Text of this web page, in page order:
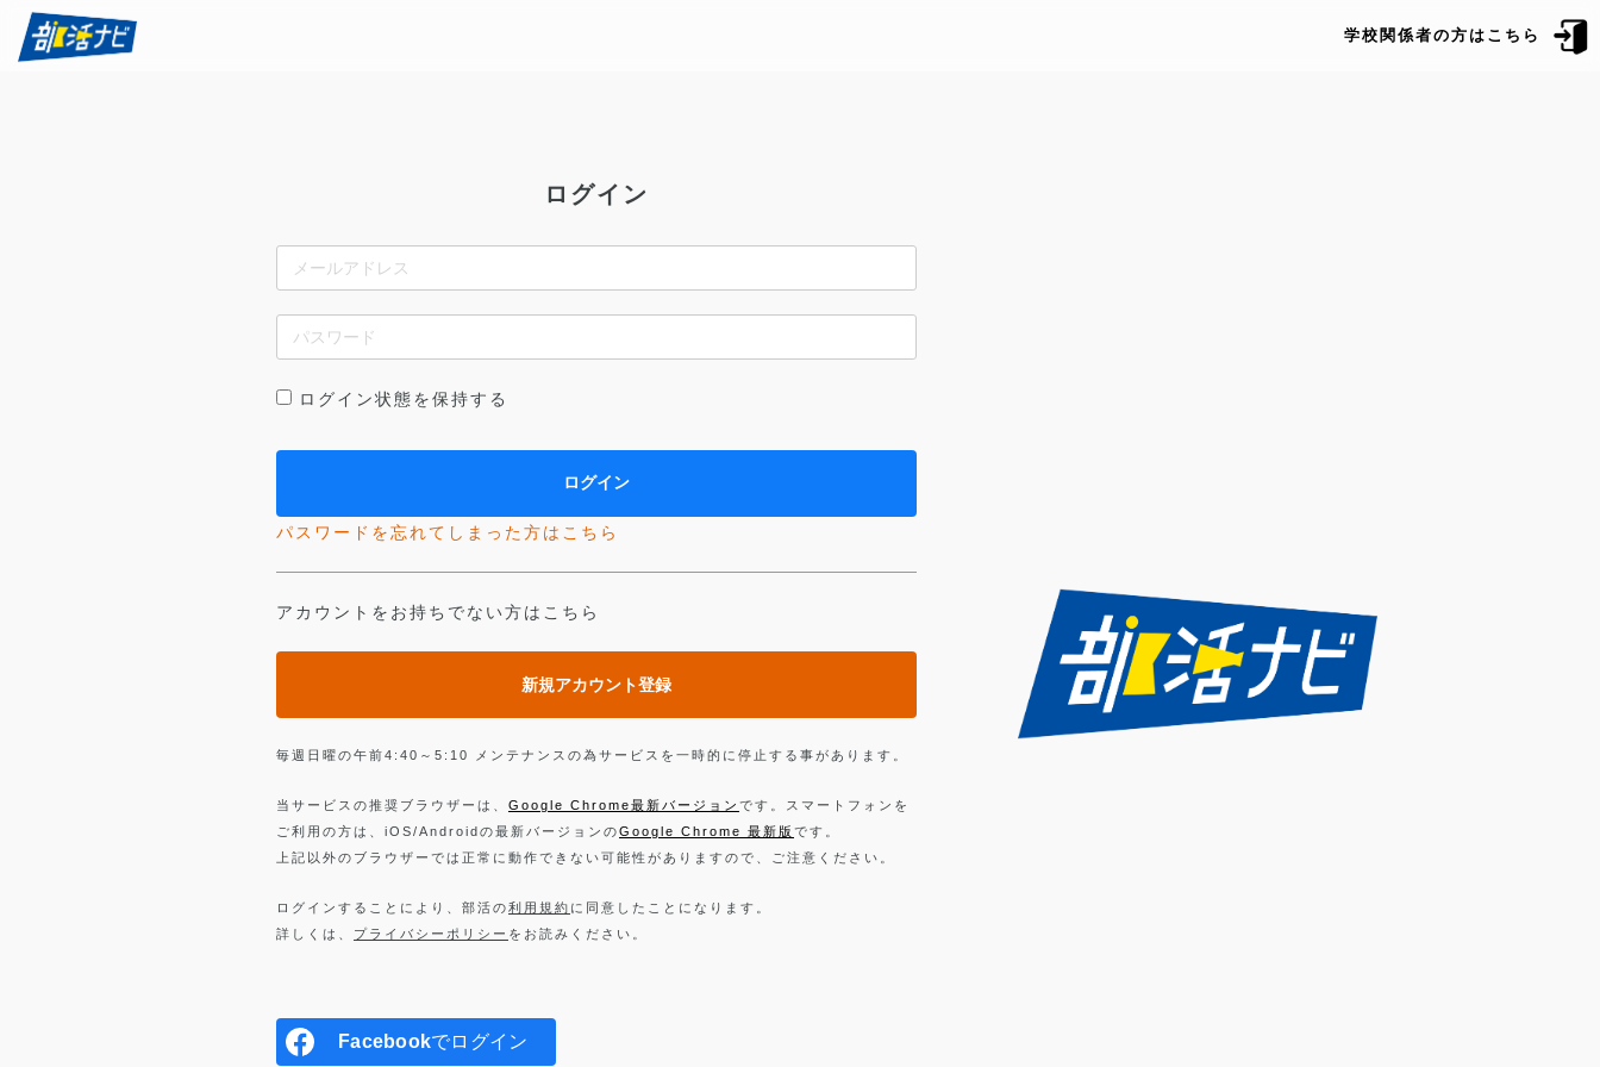
学校関係者の方はこちら
ログイン
ログイン状態を保持する
パスワードを忘れてしまった方はこちら
アカウントをお持ちでない方はこちら
新規アカウント登録
毎週日曜の午前4:40～5:10 メンテナンスの為サービスを一時的に停止する事があります。
当サービスの推奨ブラウザーは、 Google Chrome最新バージョン です。スマートフォンを
ご利用の方は、iOS/Androidの最新バージョンのGoogle Chrome 最新版 です。
上記以外のブラウザーでは正常に動作できない可能性がありますので、ご注意ください。
ログインすることにより、部活の利用規約 に同意したことになります。
詳しくは、 プライバシーポリシー をお読みください。
Facebookでログイン